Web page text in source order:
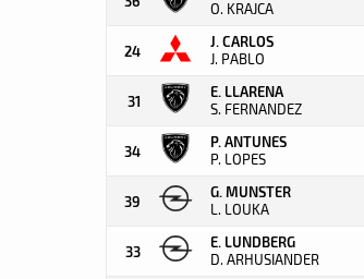
O. KRAJCA
24
J. CARLOS
J. PABLO
31
E. LLARENA
S. FERNANDEZ
34
P. ANTUNES
P. LOPES
39
G. MUNSTER
L. LOUKA
33
E. LUNDBERG
D. ARHUSIANDER